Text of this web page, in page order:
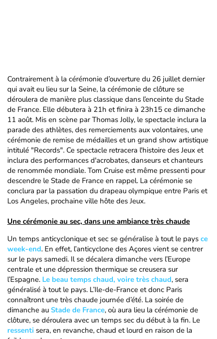
Contrairement à la cérémonie d’ouverture du 26 juillet dernier
qui avait eu lieu sur la Seine, la cérémonie de clôture se
déroulera de manière plus classique dans l’enceinte du Stade
de France. Elle débutera à 21h et finira à 23h15 ce dimanche
11 août. Mis en scène par Thomas Jolly, le spectacle inclura la
parade des athlètes, des remerciements aux volontaires, une
cérémonie de remise de médailles et un grand show artistique
intitulé "Records". Ce spectacle retracera l'histoire des Jeux et
inclura des performances d'acrobates, danseurs et chanteurs
de renommée mondiale. Tom Cruise est même pressenti pour
descendre le Stade de France en rappel. La cérémonie se
conclura par la passation du drapeau olympique entre Paris et
Los Angeles, prochaine ville hôte des Jeux.
Une cérémonie au sec, dans une ambiance très chaude
Un temps anticyclonique et sec se généralise à tout le pays ce
week-end. En effet, l’anticyclone des Açores vient se centrer
sur le pays samedi. Il se décalera dimanche vers l’Europe
centrale et une dépression thermique se creusera sur
l’Espagne. Le beau temps chaud, voire très chaud, sera
généralisé à tout le pays. L’Ile-de-France et donc Paris
connaîtront une très chaude journée d’été. La soirée de
dimanche au Stade de France, où aura lieu la cérémonie de
clôture, se déroulera avec un temps sec du début à la fin. Le
ressenti sera, en revanche, chaud et lourd en raison de la